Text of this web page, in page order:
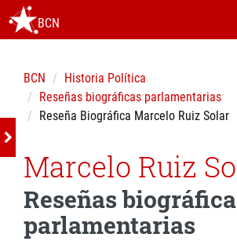
BCN
BCN
Historia Política
Reseñas biográficas parlamentarias
Reseña Biográfica Marcelo Ruiz Solar
Marcelo Ruiz
Reseñas
parlamentarias